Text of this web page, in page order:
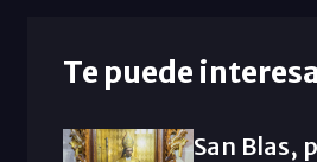
Te puede
San Blas,